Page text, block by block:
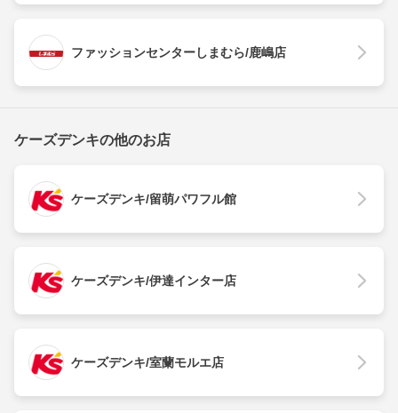
ファッションセンターしまむら/鹿嶋店
ケーズデンキの他のお店
ケーズデンキ/留萌パワフル館
ケーズデンキ/伊達インター店
ケーズデンキ/室蘭モルエ店